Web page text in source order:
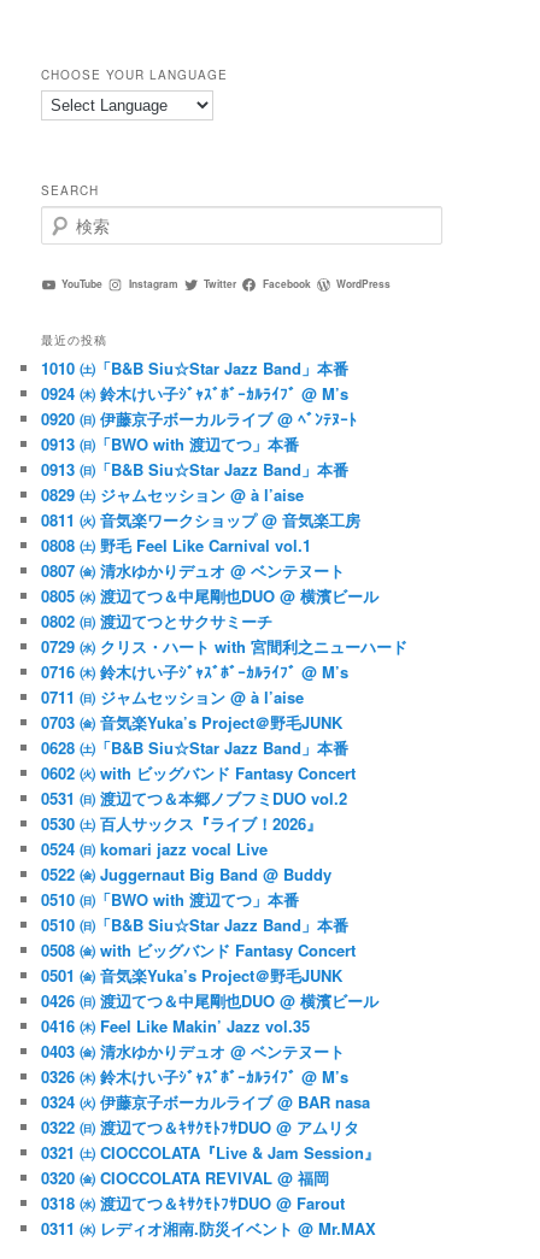
CHOOSE YOUR LANGUAGE
SEARCH
検
索
YouTube Instagram Twitter Facebook WordPress
最近の投稿
1010 ㈯「B&B Siu☆Star Jazz Band」本番
0924 ㈭ 鈴木けい子ｼﾞｬｽﾞﾎﾞｰｶﾙﾗｲﾌﾞ @ M’s
0920 ㈰ 伊藤京子ボーカルライブ @ ﾍﾞﾝﾃﾇｰﾄ
0913 ㈰「BWO with 渡辺てつ」本番
0913 ㈰「B&B Siu☆Star Jazz Band」本番
0829 ㈯ ジャムセッション @ à l’aise
0811 ㈫ 音気楽ワークショップ @ 音気楽工房
0808 ㈯ 野毛 Feel Like Carnival vol.1
0807 ㈮ 清水ゆかりデュオ @ ベンテヌート
0805 ㈬ 渡辺てつ＆中尾剛也DUO @ 横濱ビール
0802 ㈰ 渡辺てつとサクサミーチ
0729 ㈬ クリス・ハート with 宮間利之ニューハード
0716 ㈭ 鈴木けい子ｼﾞｬｽﾞﾎﾞｰｶﾙﾗｲﾌﾞ @ M’s
0711 ㈰ ジャムセッション @ à l’aise
0703 ㈮ 音気楽Yuka’s Project＠野毛JUNK
0628 ㈯「B&B Siu☆Star Jazz Band」本番
0602 ㈫ with ビッグバンド Fantasy Concert
0531 ㈰ 渡辺てつ＆本郷ノブフミDUO vol.2
0530 ㈯ 百人サックス『ライブ！2026』
0524 ㈰ komari jazz vocal Live
0522 ㈮ Juggernaut Big Band @ Buddy
0510 ㈰「BWO with 渡辺てつ」本番
0510 ㈰「B&B Siu☆Star Jazz Band」本番
0508 ㈮ with ビッグバンド Fantasy Concert
0501 ㈮ 音気楽Yuka’s Project＠野毛JUNK
0426 ㈰ 渡辺てつ＆中尾剛也DUO @ 横濱ビール
0416 ㈭ Feel Like Makin’ Jazz vol.35
0403 ㈮ 清水ゆかりデュオ @ ベンテヌート
0326 ㈭ 鈴木けい子ｼﾞｬｽﾞﾎﾞｰｶﾙﾗｲﾌﾞ @ M’s
0324 ㈫ 伊藤京子ボーカルライブ @ BAR nasa
0322 ㈰ 渡辺てつ＆ｷｻｸﾓﾄﾌｻDUO @ アムリタ
0321 ㈯ CIOCCOLATA『Live & Jam Session』
0320 ㈮ CIOCCOLATA REVIVAL @ 福岡
0318 ㈬ 渡辺てつ＆ｷｻｸﾓﾄﾌｻDUO @ Farout
0311 ㈬ レディオ湘南.防災イベント @ Mr.MAX